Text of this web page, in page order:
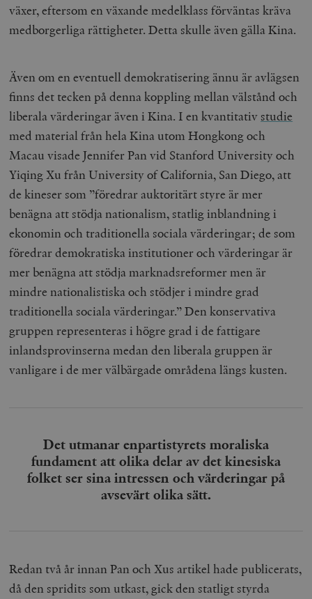
växer, eftersom en växande medelklass förväntas kräva
medborgerliga rättigheter. Detta skulle även gälla Kina.
Även om en eventuell demokratisering ännu är avlägsen
finns det tecken på denna koppling mellan välstånd och
liberala värderingar även i Kina. I en kvantitativ studie
med material från hela Kina utom Hongkong och
Macau visade Jennifer Pan vid Stanford University och
Yiqing Xu från University of California, San Diego, att
de kineser som ”föredrar auktoritärt styre är mer
benägna att stödja nationalism, statlig inblandning i
ekonomin och traditionella sociala värderingar; de som
föredrar demokratiska institutioner och värderingar är
mer benägna att stödja marknadsreformer men är
mindre nationalistiska och stödjer i mindre grad
traditionella sociala värderingar.” Den konservativa
gruppen representeras i högre grad i de fattigare
inlandsprovinserna medan den liberala gruppen är
vanligare i de mer välbärgade områdena längs kusten.
Det utmanar enpartistyrets moraliska
fundament att olika delar av det kinesiska
folket ser sina intressen och värderingar på
avsevärt olika sätt.
Redan två år innan Pan och Xus artikel hade publicerats,
då den spridits som utkast, gick den statligt styrda